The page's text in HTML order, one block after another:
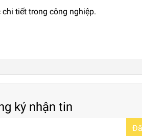
tiết trong công nghiệp.
ký nhận tin